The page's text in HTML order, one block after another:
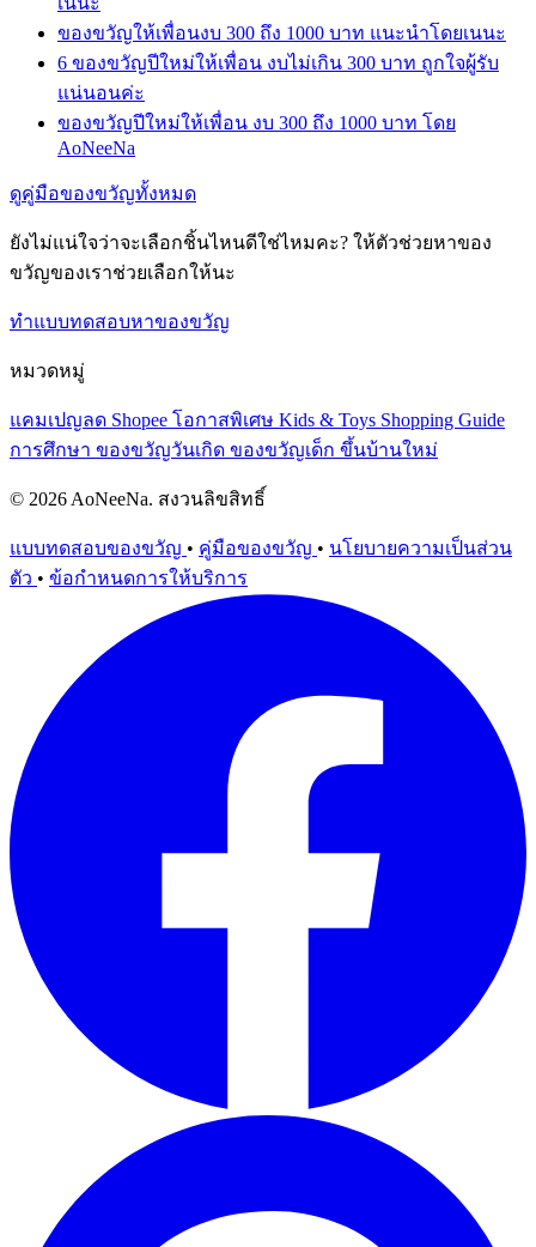
ของขวัญให้เพื่อนงบ 300 ถึง 1000 บาท แนะนำโดยเนนะ
6 ของขวัญปีใหม่ให้เพื่อน งบไม่เกิน 300 บาท ถูกใจผู้รับ
แน่นอนค่ะ
ของขวัญปีใหม่ให้เพื่อน งบ 300 ถึง 1000 บาท โดย
AoNeeNa
ดูคู่มือของขวัญทั้งหมด
ยังไม่แน่ใจว่าจะเลือกชิ้นไหนดีใช่ไหมคะ? ให้ตัวช่วยหาของ
ขวัญของเราช่วยเลือกให้นะ
ทำแบบทดสอบหาของขวัญ
หมวดหมู่
แคมเปญลด Shopee โอกาสพิเศษ Kids & Toys Shopping Guide
การศึกษา ของขวัญวันเกิด ของขวัญเด็ก ขึ้นบ้านใหม่
© 2026 AoNeeNa. สงวนลิขสิทธิ์
แบบทดสอบของขวัญ • คู่มือของขวัญ • นโยบายความเป็นส่วน
ตัว • ข้อกำหนดการให้บริการ